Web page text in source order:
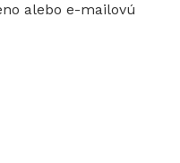
alebo e-mailovú